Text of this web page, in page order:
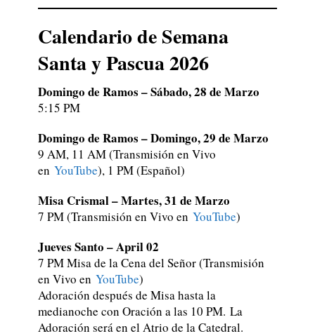
Calendario de Semana
Santa y Pascua 2026
Domingo de Ramos – Sábado, 28 de Marzo
5:15 PM
Domingo de Ramos – Domingo, 29 de Marzo
9 AM, 11 AM (Transmisión en Vivo
en YouTube), 1 PM (Español)
Misa Crismal – Martes, 31 de Marzo
7 PM (Transmisión en Vivo en YouTube)
Jueves Santo – April 02
7 PM Misa de la Cena del Señor (Transmisión
en Vivo en YouTube)
Adoración después de Misa hasta la
medianoche con Oración a las 10 PM. La
Adoración será en el Atrio de la Catedral.